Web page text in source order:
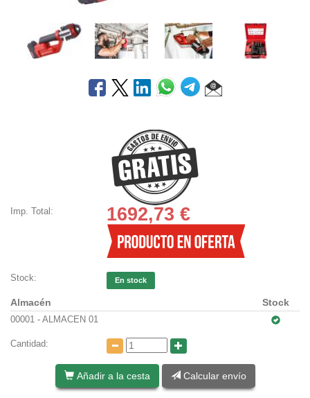
Imp. Total: 1692,73 €
Stock: En stock
Almacén Stock
00001 - ALMACEN 01
Cantidad:
Añadir a la cesta Calcular envío